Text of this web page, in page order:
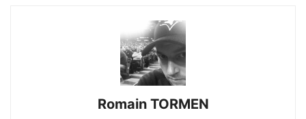
Romain TORMEN